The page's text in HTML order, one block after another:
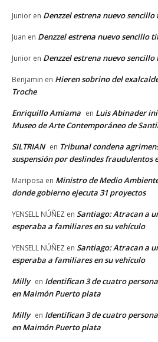
Junior en Denzzel estrena nuevo sencillo
Juan en Denzzel estrena nuevo sencillo
Junior en Denzzel estrena nuevo sencillo
Benjamin en Hieren sobrino del
Troche
Enriquillo Amiama en Luis Abinader
Museo de Arte Contemporáneo de
SILTRIAN en Tribunal condena
suspensión por deslindes fraudulentos
Mariposa en Ministro de Medio
donde gobierno ejecuta 31 proyectos
YENSELL NÚÑEZ en Santiago: Atracan a
esperaba a familiares en su vehículo
YENSELL NÚÑEZ en Santiago: Atracan a
esperaba a familiares en su vehículo
Milly en Identifican 3 de cuatro
en Maimón Puerto plata
Milly en Identifican 3 de cuatro
en Maimón Puerto plata